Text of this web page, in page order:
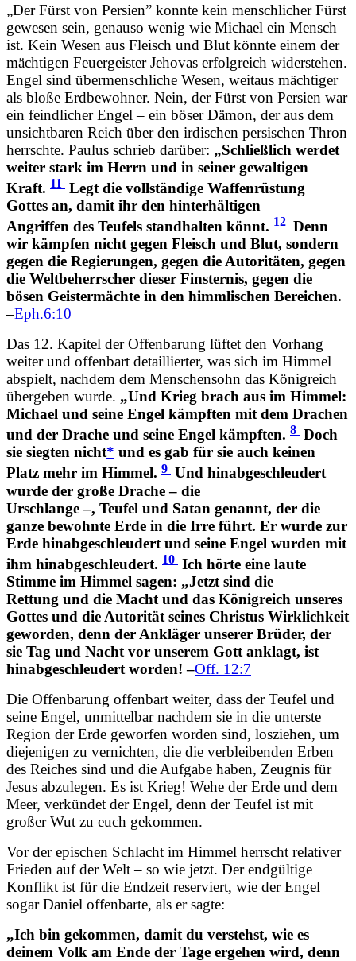
„Der Fürst von Persien” konnte kein menschlicher Fürst
gewesen sein, genauso wenig wie Michael ein Mensch
ist. Kein Wesen aus Fleisch und Blut könnte einem der
mächtigen Feuergeister Jehovas erfolgreich widerstehen.
Engel sind übermenschliche Wesen, weitaus mächtiger
als bloße Erdbewohner. Nein, der Fürst von Persien war
ein feindlicher Engel – ein böser Dämon, der aus dem
unsichtbaren Reich über den irdischen persischen Thron
herrschte. Paulus schrieb darüber: „Schließlich werdet
weiter stark im Herrn und in seiner gewaltigen
Kraft. 11
Legt die vollständige Waffenrüstung
Gottes an, damit ihr den hinterhältigen
Angriffen des Teufels standhalten könnt. 12 Denn
wir kämpfen nicht gegen Fleisch und Blut, sondern
gegen die Regierungen, gegen die Autoritäten, gegen
die Weltbeherrscher dieser Finsternis, gegen die
bösen Geistermächte in den himmlischen Bereichen.
–Eph.6:10
Das 12. Kapitel der Offenbarung lüftet den Vorhang
weiter und offenbart detaillierter, was sich im Himmel
abspielt, nachdem dem Menschensohn das Königreich
übergeben wurde. „Und Krieg brach aus im Himmel:
Michael und seine Engel kämpften mit dem Drachen
und der Drache und seine Engel kämpften. 8 Doch
sie siegten nicht* und es gab für sie auch keinen
Platz mehr im Himmel. 9 Und hinabgeschleudert
wurde der große Drache – die
Urschlange –, Teufel und Satan genannt, der die
ganze bewohnte Erde in die Irre führt. Er wurde zur
Erde hinabgeschleudert und seine Engel wurden mit
ihm hinabgeschleudert. 10 Ich hörte eine laute
Stimme im Himmel sagen: „Jetzt sind die
Rettung und die Macht und das Königreich unseres
Gottes und die Autorität seines Christus Wirklichkeit
geworden, denn der Ankläger unserer Brüder, der
sie Tag und Nacht vor unserem Gott anklagt, ist
hinabgeschleudert worden! –Off. 12:7
Die Offenbarung offenbart weiter, dass der Teufel und
seine Engel, unmittelbar nachdem sie in die unterste
Region der Erde geworfen worden sind, losziehen, um
diejenigen zu vernichten, die die verbleibenden Erben
des Reiches sind und die Aufgabe haben, Zeugnis für
Jesus abzulegen. Es ist Krieg! Wehe der Erde und dem
Meer, verkündet der Engel, denn der Teufel ist mit
großer Wut zu euch gekommen.
Vor der epischen Schlacht im Himmel herrscht relativer
Frieden auf der Welt – so wie jetzt. Der endgültige
Konflikt ist für die Endzeit reserviert, wie der Engel
sogar Daniel offenbarte, als er sagte:
„Ich bin gekommen, damit du verstehst, wie es
deinem Volk am Ende der Tage ergehen wird, denn